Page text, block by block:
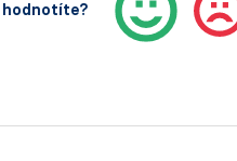
hodnotíte?